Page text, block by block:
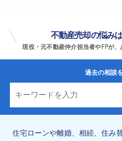
不動産売却の悩み
現役・元不動産仲介担当者やFPが、
過去の相談
住宅ローンや離婚、相続、住み